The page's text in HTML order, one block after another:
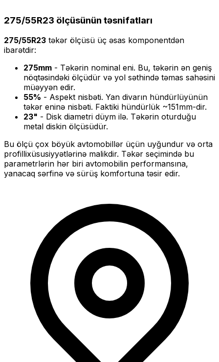
275/55R23 ölçüsünün təsnifatları
275/55R23 təkər ölçüsü üç əsas komponentdən
ibarətdir:
275mm - Təkərin nominal eni. Bu, təkərin ən geniş
nöqtəsindəki ölçüdür və yol səthində təmas sahəsini
müəyyən edir.
55% - Aspekt nisbəti. Yan divarın hündürlüyünün
təkər eninə nisbəti. Faktiki hündürlük ~151mm-dir.
23" - Disk diametri düym ilə. Təkərin oturduğu
metal diskin ölçüsüdür.
Bu ölçü çox böyük avtomobillər üçün uyğundur və orta
profillixüsusiyyətlərinə malikdir. Təkər seçimində bu
parametrlərin hər biri avtomobilin performansına,
yanacaq sərfinə və sürüş komfortuna təsir edir.